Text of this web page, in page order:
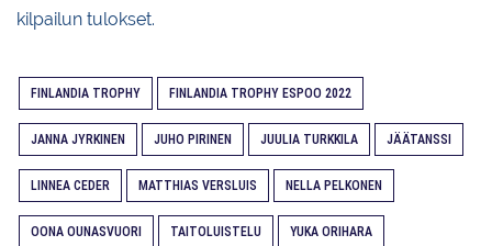
kilpailun tulokset.
FINLANDIA TROPHY FINLANDIA TROPHY ESPOO 2022
JANNA JYRKINEN JUHO PIRINEN JUULIA TURKKILA JÄÄTANSSI
LINNEA CEDER MATTHIAS VERSLUIS NELLA PELKONEN
OONA OUNASVUORI TAITOLUISTELU YUKA ORIHARA